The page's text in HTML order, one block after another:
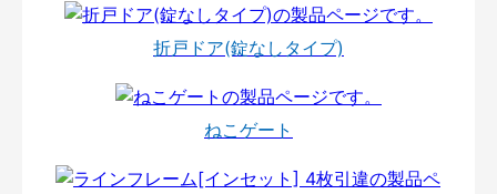
折戸ドア(錠なしタイプ)
ねこゲート